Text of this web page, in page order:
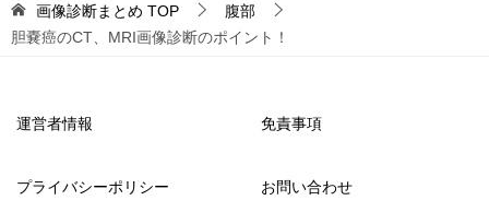
画像診断まとめ TOP
腹部
胆嚢癌のCT、MRI画像診断のポイント！
運営者情報 免責事項
プライバシーポリシー お問い合わせ